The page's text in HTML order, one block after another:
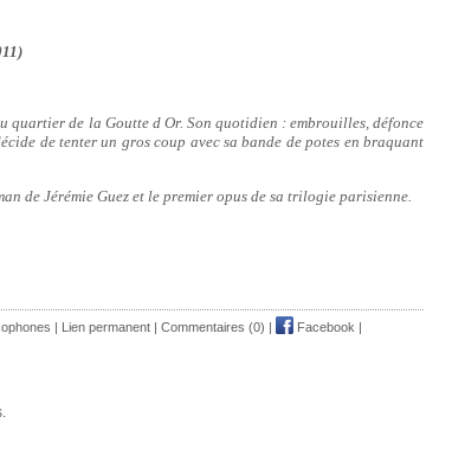
quartier de la Goutte d Or. Son quotidien : embrouilles, défonce
de tenter un gros coup avec sa bande de potes en braquant
de Jérémie Guez et le premier opus de sa trilogie parisienne.
| Lien permanent | Commentaires (0) | Facebook |